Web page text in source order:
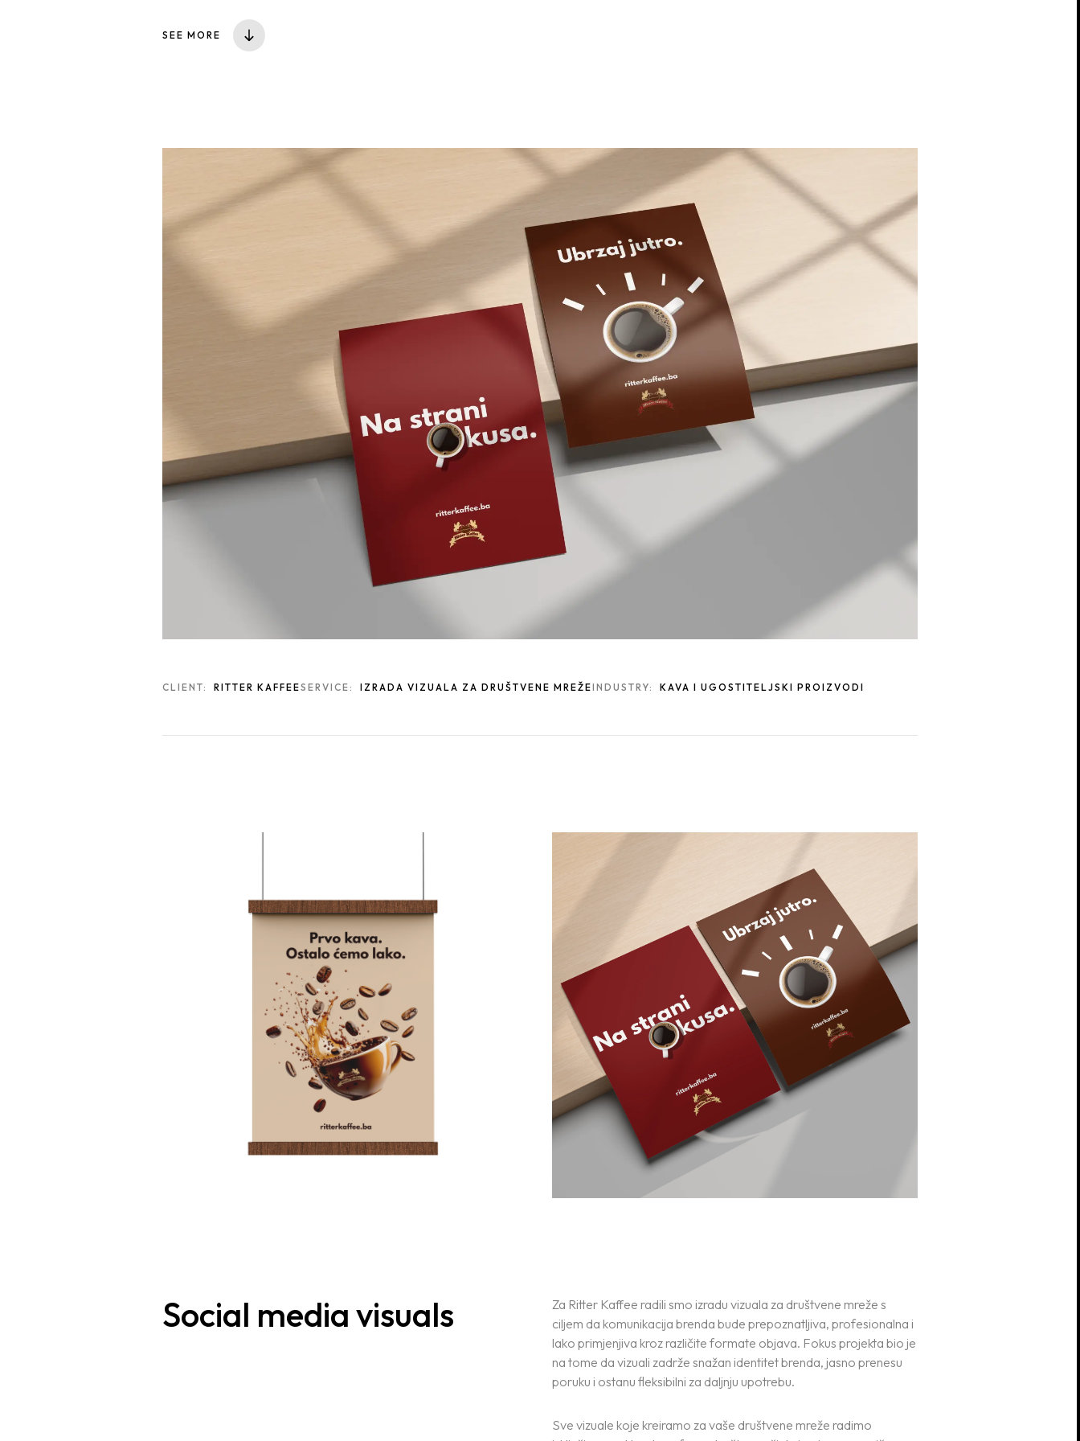
SEE MORE
CLIENT: RITTER KAFFEESERVICE: IZRADA VIZUALA ZA DRUŠTVENE MREŽEINDUSTRY: KAVA I UGOSTITELJSKI PROIZVODI
Social media visuals
Za Ritter Kaffee radili smo izradu vizuala za društvene mreže s
ciljem da komunikacija brenda bude prepoznatljiva, profesionalna i
lako primjenjiva kroz različite formate objava. Fokus projekta bio je
na tome da vizuali zadrže snažan identitet brenda, jasno prenesu
poruku i ostanu fleksibilni za daljnju upotrebu.
Sve vizuale koje kreiramo za vaše društvene mreže radimo